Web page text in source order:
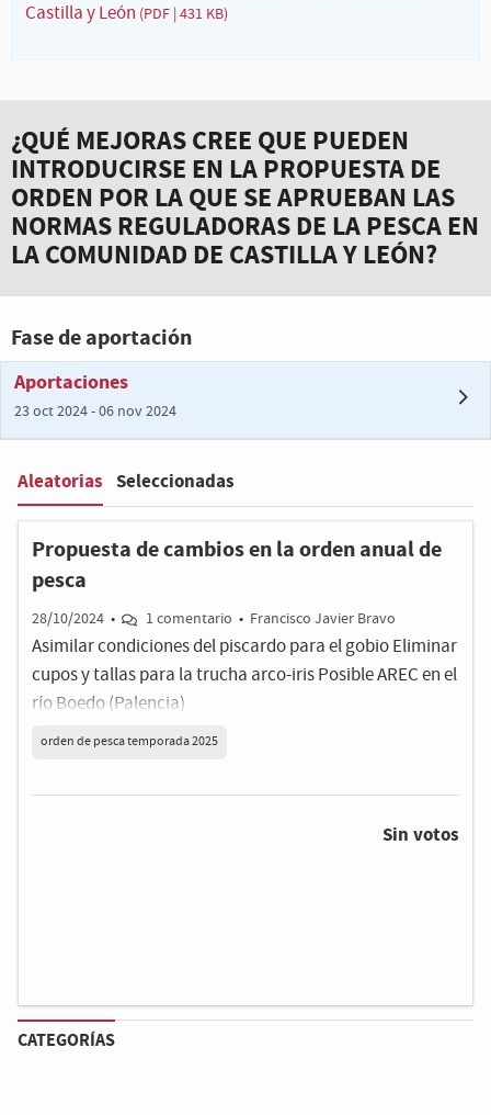
Castilla y León (PDF | 431 KB)
¿QUÉ MEJORAS CREE QUE PUEDEN
INTRODUCIRSE EN LA PROPUESTA DE
ORDEN POR LA QUE SE APRUEBAN LAS
NORMAS REGULADORAS DE LA PESCA EN
LA COMUNIDAD DE CASTILLA Y LEÓN?
Fase de aportación
Aportaciones
23 oct 2024 - 06 nov 2024
Filter:
Aleatorias Seleccionadas
Propuesta de cambios en la orden anual de
pesca
28/10/2024 • 1 comentario • Francisco Javier Bravo
Asimilar condiciones del piscardo para el gobio Eliminar
cupos y tallas para la trucha arco-iris Posible AREC en el
río Boedo (Palencia)
orden de pesca temporada 2025
Sin votos
CATEGORÍAS